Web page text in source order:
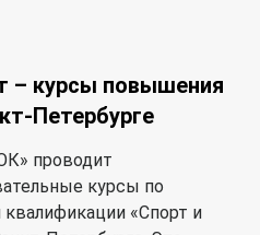
– курсы повышения
Петербурге
проводит
курсы по
«Спорт и